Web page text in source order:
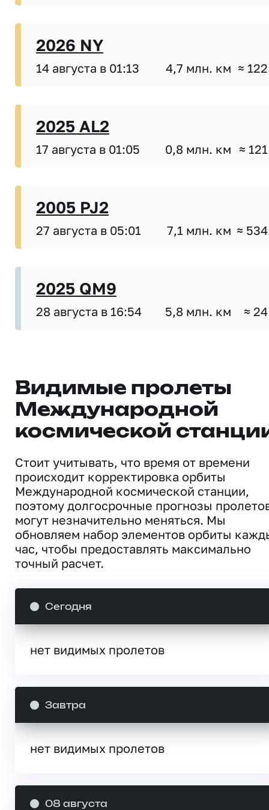
2026 NY
14 августа в 01:13 4,7 млн. км ≈
2025 AL2
17 августа в 01:05 0,8 млн. км ≈
2005 PJ2
27 августа в 05:01 7,1 млн. км ≈
2025 QM9
28 августа в 16:54 5,8 млн. км ≈
Видимые пролеты
Международной
космической
Стоит учитывать, что время от времени
происходит корректировка орбиты
Международной космической станции,
поэтому долгосрочные прогнозы
могут незначительно меняться. Мы
обновляем набор элементов орбиты
час, чтобы предоставлять максимально
точный расчет.
Сегодня
нет видимых пролетов
Завтра
нет видимых пролетов
08 августа